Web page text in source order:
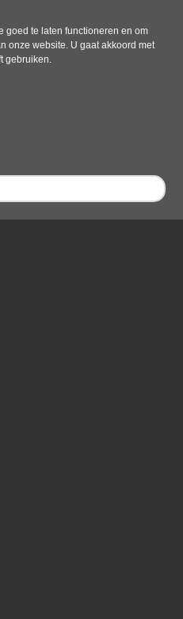
goed te laten functioneren en om
onze website. U gaat akkoord met
gebruiken.